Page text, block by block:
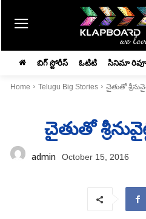
బిగ్ స్టోరీస్ ఓటిటి సినిమా
Home Telugu Big Stories చైతుతో
చైతుతో
admin October 15, 2016